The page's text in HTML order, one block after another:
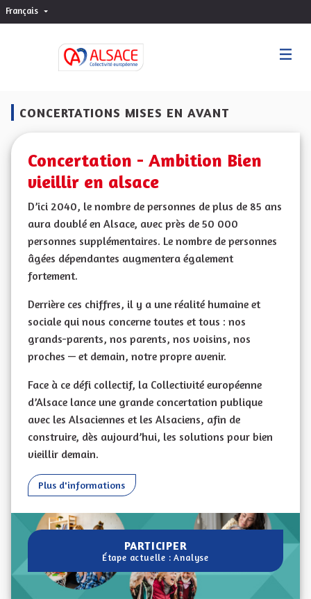
Français Choisir la langue
CONCERTATIONS MISES EN AVANT
Concertation - Ambition Bien
vieillir en alsace
D’ici 2040, le nombre de personnes de plus de 85 ans
aura doublé en Alsace, avec près de 50 000
personnes supplémentaires. Le nombre de personnes
âgées dépendantes augmentera également
fortement.
Derrière ces chiffres, il y a une réalité humaine et
sociale qui nous concerne toutes et tous : nos
grands-parents, nos parents, nos voisins, nos
proches — et demain, notre propre avenir.
Face à ce défi collectif, la Collectivité européenne
d’Alsace lance une grande concertation publique
avec les Alsaciennes et les Alsaciens, afin de
construire, dès aujourd’hui, les solutions pour bien
vieillir demain.
Concertation - Ambition Bien vieillir en alsace
Plus d'informations
PARTICIPER À LA
PARTICIPER
Étape actuelle : Analyse